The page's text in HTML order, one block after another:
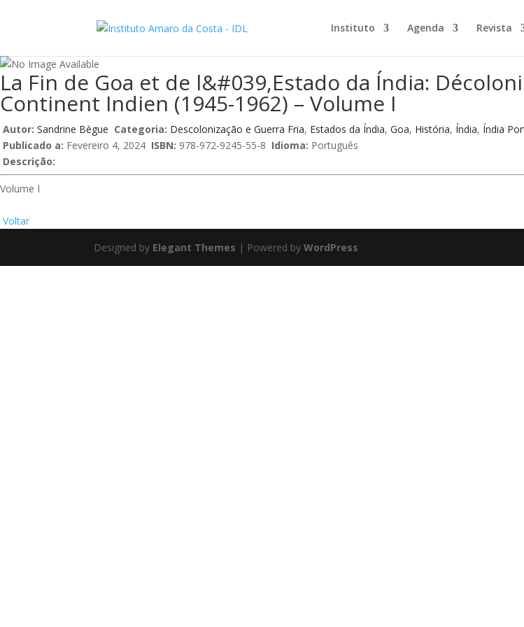
Instituto Agenda Revista
La Fin de Goa et de l&#039,Estado da Índia:
Continent Indien (1945-1962) – Volume I
Autor: Sandrine Bègue Categoria: Descolonização e Guerra Fria, Estados da Índia, Goa, História, Índia, Índia
Publicado a: Fevereiro 4, 2024 ISBN: 978-972-9245-55-8 Idioma: Português
Descrição:
Volume I
Voltar
Designed by Elegant Themes | Powered byWordPress